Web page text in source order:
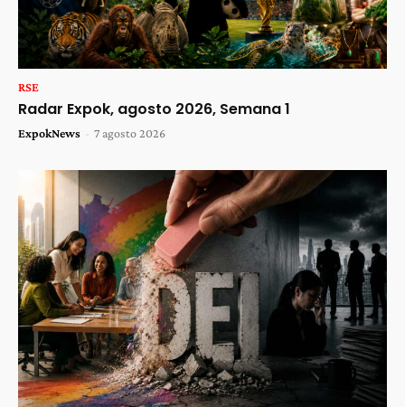
RSE
Radar Expok, agosto 2026, Semana 1
ExpokNews - 7 agosto 2026